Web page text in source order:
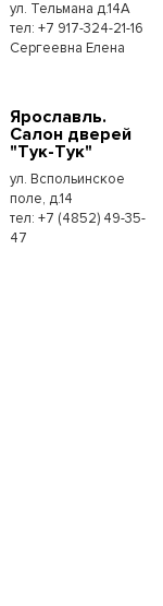
ул. Тельмана д.14А
тел: +7 917-324-21-16
Сергеевна Елена
Ярославль.
Салон дверей
"Тук-Тук"
ул. Вспольинское
поле, д.14
тел: +7 (4852) 49-35-
47